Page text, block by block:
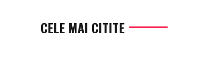
CELE MAI CITITE